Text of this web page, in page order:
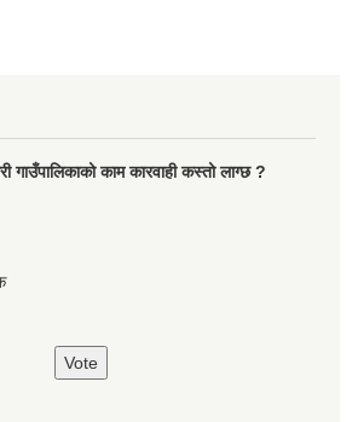
गाउँपालिकाको काम कारवाही कस्तो लाग्छ ?